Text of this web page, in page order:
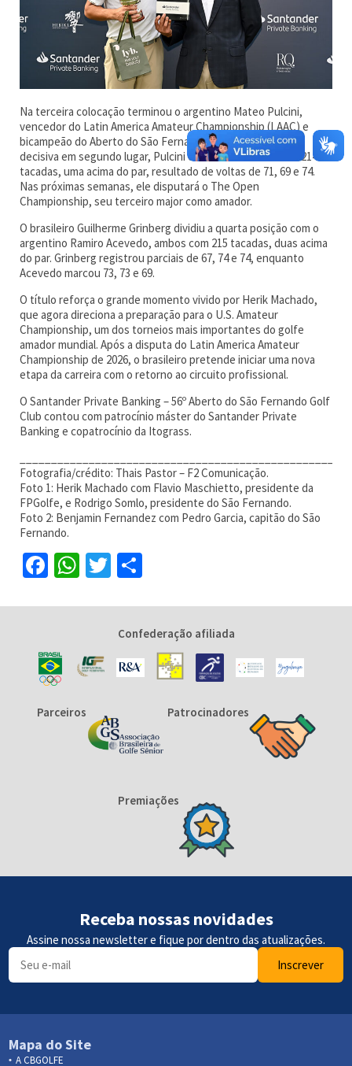
Na terceira colocação terminou o argentino Mateo Pulcini,
vencedor do Latin America Amateur Championship (LAAC) e
bicampeão do Aberto do São Fernando. Após iniciar a volta
decisiva em segundo lugar, Pulcini concluiu o torneio com 214
tacadas, uma acima do par, resultado de voltas de 71, 69 e 74.
Nas próximas semanas, ele disputará o The Open
Championship, seu terceiro major como amador.
O brasileiro Guilherme Grinberg dividiu a quarta posição com o
argentino Ramiro Acevedo, ambos com 215 tacadas, duas acima
do par. Grinberg registrou parciais de 67, 74 e 74, enquanto
Acevedo marcou 73, 73 e 69.
O título reforça o grande momento vivido por Herik Machado,
que agora direciona a preparação para o U.S. Amateur
Championship, um dos torneios mais importantes do golfe
amador mundial. Após a disputa do Latin America Amateur
Championship de 2026, o brasileiro pretende iniciar uma nova
etapa da carreira com o retorno ao circuito profissional.
O Santander Private Banking – 56º Aberto do São Fernando Golf
Club contou com patrocínio máster do Santander Private
Banking e copatrocínio da Itograss.
Fotografia/crédito: Thais Pastor – F2 Comunicação.
Foto 1: Herik Machado com Flavio Maschietto, presidente da
FPGolfe, e Rodrigo Somlo, presidente do São Fernando.
Foto 2: Benjamin Fernandez com Pedro Garcia, capitão do São
Fernando.
Facebook
WhatsApp
Twitter
Confederação afiliada
Parceiros Patrocinadores
Premiações
Receba nossas novidades
Assine nossa newsletter e fique por dentro das atualizações.
Inscrever
Mapa do Site
A CBGOLFE